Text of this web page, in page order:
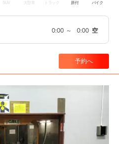
SUV 大型車 トラック 原付 バイク
0:00 ～ 0:00 空
予約へ